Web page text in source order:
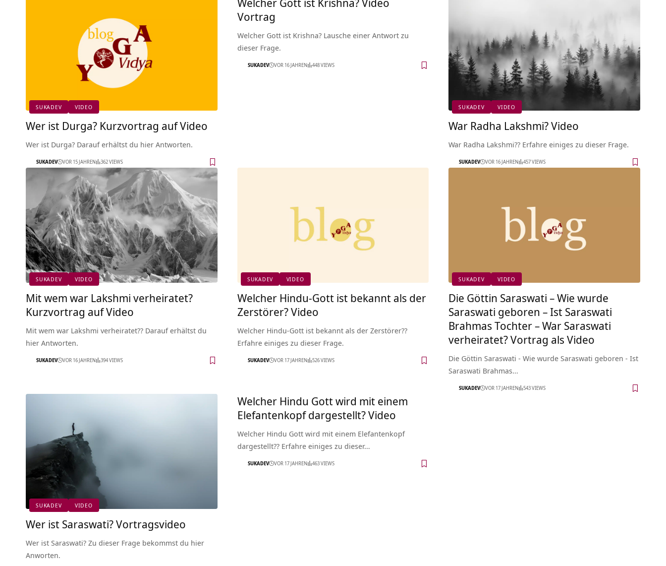
SUKADEV VIDEO
Wer ist Durga? Kurzvortrag auf Video
Wer ist Durga? Darauf erhältst du hier Antworten.
SUKADEV VOR 15 JAHREN 362 VIEWS
Vortrag
Welcher Gott ist Krishna? Lausche einer Antwort zu
dieser Frage.
SUKADEV VOR 16 JAHREN 448 VIEWS
SUKADEV VIDEO
War Radha Lakshmi? Video
War Radha Lakshmi?? Erfahre einiges zu dieser Frage.
SUKADEV VOR 16 JAHREN 457 VIEWS
SUKADEV VIDEO
Mit wem war Lakshmi verheiratet?
Kurzvortrag auf Video
Mit wem war Lakshmi verheiratet?? Darauf erhältst du
hier Antworten.
SUKADEV VOR 16 JAHREN 394 VIEWS
SUKADEV VIDEO
Welcher Hindu-Gott ist bekannt als der
Zerstörer? Video
Welcher Hindu-Gott ist bekannt als der Zerstörer??
Erfahre einiges zu dieser Frage.
SUKADEV VOR 17 JAHREN 526 VIEWS
SUKADEV VIDEO
Die Göttin Saraswati – Wie wurde
Saraswati geboren – Ist Saraswati
Brahmas Tochter – War Saraswati
verheiratet? Vortrag als Video
Die Göttin Saraswati - Wie wurde Saraswati geboren - Ist
Saraswati Brahmas…
SUKADEV VOR 17 JAHREN 543 VIEWS
SUKADEV VIDEO
Wer ist Saraswati? Vortragsvideo
Wer ist Saraswati? Zu dieser Frage bekommst du hier
Anworten.
Welcher Hindu Gott wird mit einem
Elefantenkopf dargestellt? Video
Welcher Hindu Gott wird mit einem Elefantenkopf
dargestellt?? Erfahre einiges zu dieser…
SUKADEV VOR 17 JAHREN 463 VIEWS